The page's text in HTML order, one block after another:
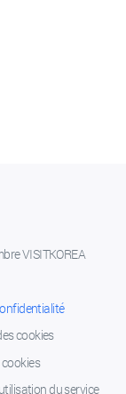
VISITKOREA
cookies
du service